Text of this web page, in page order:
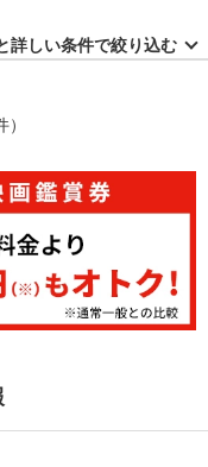
詳しい条件で絞り込む